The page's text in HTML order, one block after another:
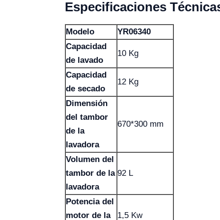
Especificaciones
Modelo
YR06340
Capacidad
de lavado
10 Kg
Capacidad
de secado
12 Kg
Dimensión
del tambor
de la
lavadora
670*300 mm
Volumen del
tambor de la
lavadora
92 L
Potencia del
motor de la
1,5 Kw